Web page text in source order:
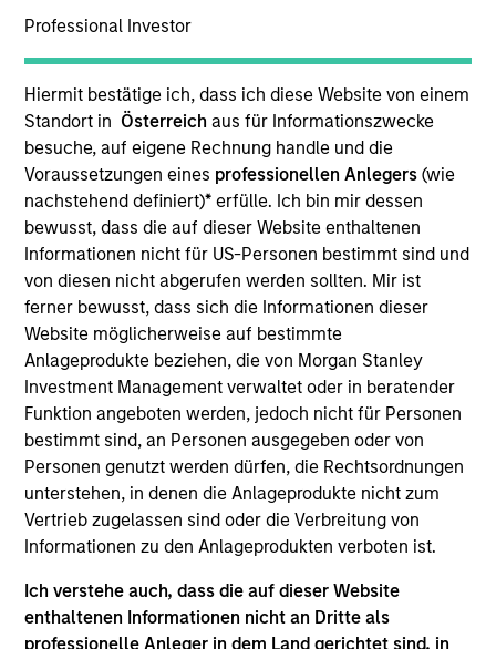
Professional Investor
Hiermit bestätige ich, dass ich diese Website von einem
Standort in Österreich aus für Informationszwecke
besuche, auf eigene Rechnung handle und die
Voraussetzungen eines professionellen Anlegers(wie
nachstehend definiert)* erfülle. Ich bin mir dessen
bewusst, dass die auf dieser Website enthaltenen
Informationen nicht für US-Personen bestimmt sind und
von diesen nicht abgerufen werden sollten. Mir ist
ferner bewusst, dass sich die Informationen dieser
Website möglicherweise auf bestimmte
Anlageprodukte beziehen, die von Morgan Stanley
Investment Management verwaltet oder in beratender
Funktion angeboten werden, jedoch nicht für Personen
bestimmt sind, an Personen ausgegeben oder von
Personen genutzt werden dürfen, die Rechtsordnungen
unterstehen, in denen die Anlageprodukte nicht zum
Vertrieb zugelassen sind oder die Verbreitung von
Informationen zu den Anlageprodukten verboten ist.
Ich verstehe auch, dass die auf dieser Website
enthaltenen Informationen nicht an Dritte als
professionelle Anleger in dem Land gerichtet sind, in
16 Years
TEAM
Morgan Stanley Energy Partners
Calvin White is an Executive Director of Morgan
Stanley and is based in Houston, Texas. Mr. White
joined Morgan Stanley in 2010 and returned to the
Firm in 2016 after completing graduate school.
From 2012 to 2014, Mr. White was an Associate at
Morgan Stanley Capital Partners (MSCP), and from
2010 to 2012 he worked as an Analyst in the Oil and
Gas Group of the Firm’s Investment Banking
Division. He serves on the Board of Directors of
Presidio Petroleum and Durango Midstream, both
current Morgan Stanley Energy Partners (MSEP)
portfolio companies. Mr. White holds an HBA from
the Richard Ivey School of Business at the
from The Wharton School of the University of
Pennsylvania.